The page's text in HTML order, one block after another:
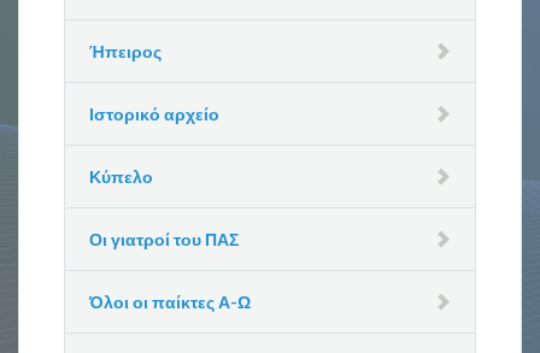
Ήπειρος
Ιστορικό αρχείο
Κύπελο
Οι γιατροί του ΠΑΣ
Όλοι οι παίκτες Α-Ω